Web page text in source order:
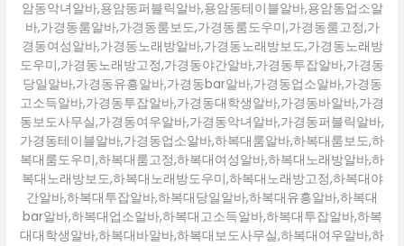
암동악녀알바,용암동퍼블릭알바,용암동테이블알바,용암동업소알
바,가경동룸알바,가경동룸보도,가경동룸도우미,가경동룸고정,가
경동여성알바,가경동노래방알바,가경동노래방보도,가경동노래방
도우미,가경동노래방고정,가경동야간알바,가경동투잡알바,가경동
당일알바,가경동유흥알바,가경동bar알바,가경동업소알바,가경동
고소득알바,가경동투잡알바,가경동대학생알바,가경동바알바,가경
동보도사무실,가경동여우알바,가경동악녀알바,가경동퍼블릭알바,
가경동테이블알바,가경동업소알바,하복대룸알바,하복대룸보도,하
복대룸도우미,하복대룸고정,하복대여성알바,하복대노래방알바,하
복대노래방보도,하복대노래방도우미,하복대노래방고정,하복대야
간알바,하복대투잡알바,하복대당일알바,하복대유흥알바,하복대
bar알바,하복대업소알바,하복대고소득알바,하복대투잡알바,하복
대대학생알바,하복대바알바,하복대보도사무실,하복대여우알바,하